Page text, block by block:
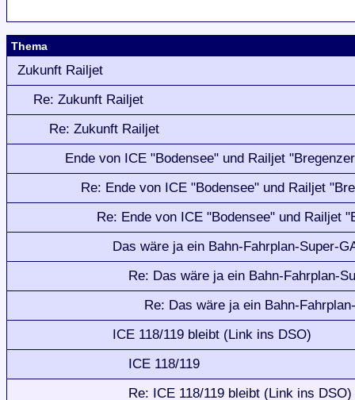
Thema
Zukunft Railjet
Re: Zukunft Railjet
Re: Zukunft Railjet
Ende von ICE "Bodensee" und Railjet
Re: Ende von ICE "Bodensee" und Railjet
Re: Ende von ICE "Bodensee" und Railjet
Das wäre ja ein Bahn-Fahrplan-Super-
Re: Das wäre ja ein Bahn-Fahrplan-
Re: Das wäre ja ein Bahn-
ICE 118/119 bleibt (Link ins DSO)
ICE 118/119
Re: ICE 118/119 bleibt (Link ins DSO)